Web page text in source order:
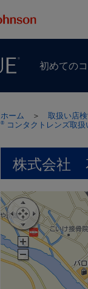
初めての​
ホーム ＞ 取扱い店
® コンタクトレンズ取扱
株式会社